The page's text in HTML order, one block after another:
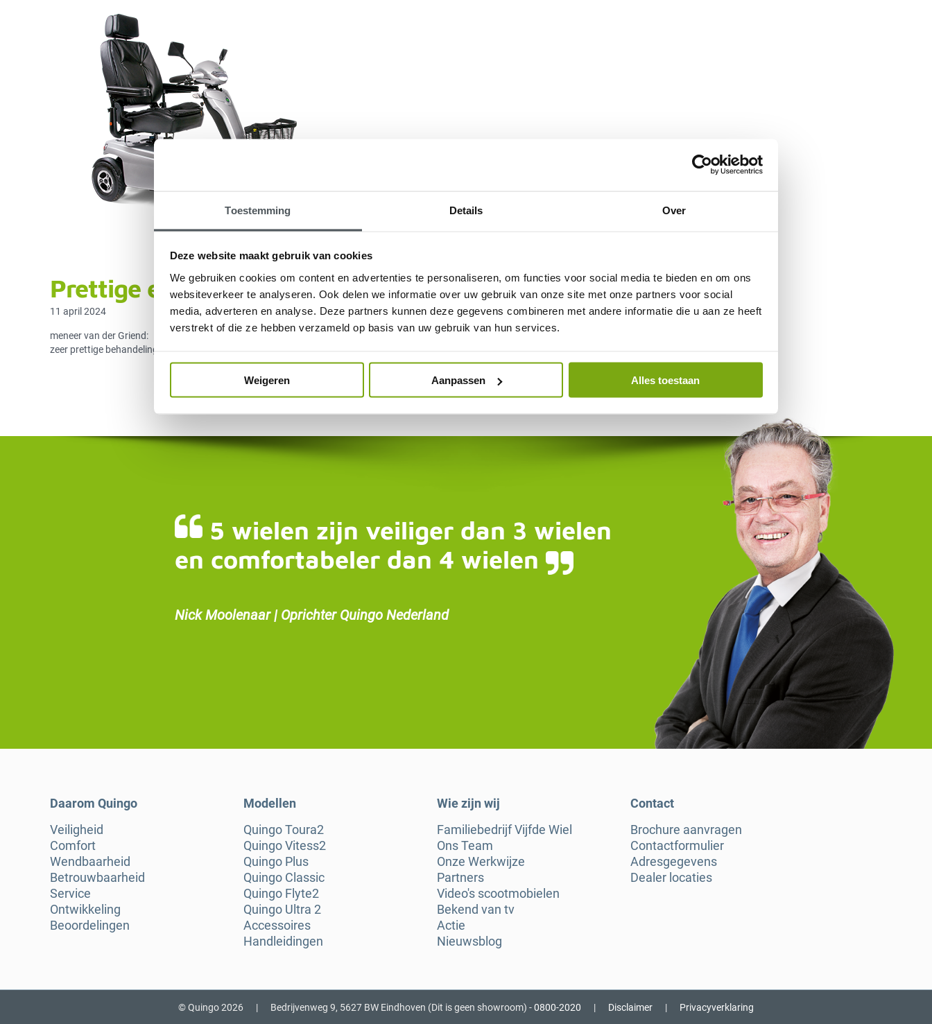
Toestemming Details Over
Deze website maakt gebruik van cookies
We gebruiken cookies om content en advertenties te personaliseren, om functies voor social media te bieden en om ons
websiteverkeer te analyseren. Ook delen we informatie over uw gebruik van onze site met onze partners voor social
media, adverteren en analyse. Deze partners kunnen deze gegevens combineren met andere informatie die u aan ze heeft
verstrekt of die ze hebben verzameld op basis van uw gebruik van hun services.
Weigeren Aanpassen Alles toestaan
Prettige en goede behandeling
11 april 2024
meneer van der Griend:
zeer prettige behandeling
5 wielen zijn veiliger dan 3 wielen
en comfortabeler dan 4 wielen
Nick Moolenaar | Oprichter Quingo Nederland
Daarom Quingo
Veiligheid
Comfort
Wendbaarheid
Betrouwbaarheid
Service
Ontwikkeling
Beoordelingen
Modellen
Quingo Toura2
Quingo Vitess2
Quingo Plus
Quingo Classic
Quingo Flyte2
Quingo Ultra 2
Accessoires
Handleidingen
Wie zijn wij
Familiebedrijf Vijfde Wiel
Ons Team
Onze Werkwijze
Partners
Video's scootmobielen
Bekend van tv
Actie
Nieuwsblog
Contact
Brochure aanvragen
Contactformulier
Adresgegevens
Dealer locaties
© Quingo 2026 | Bedrijvenweg 9, 5627 BW Eindhoven (Dit is geen showroom) -0800-2020 | Disclaimer | Privacyverklaring